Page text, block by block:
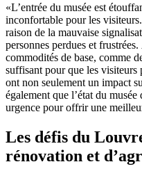
«L’entrée du musée est
inconfortable pour les
raison de la mauvaise
personnes perdues et
commodités de base, comme
suffisant pour que les visiteurs
ont non seulement un impact
également que l’état du
urgence pour offrir une
Les défis du
rénovation et